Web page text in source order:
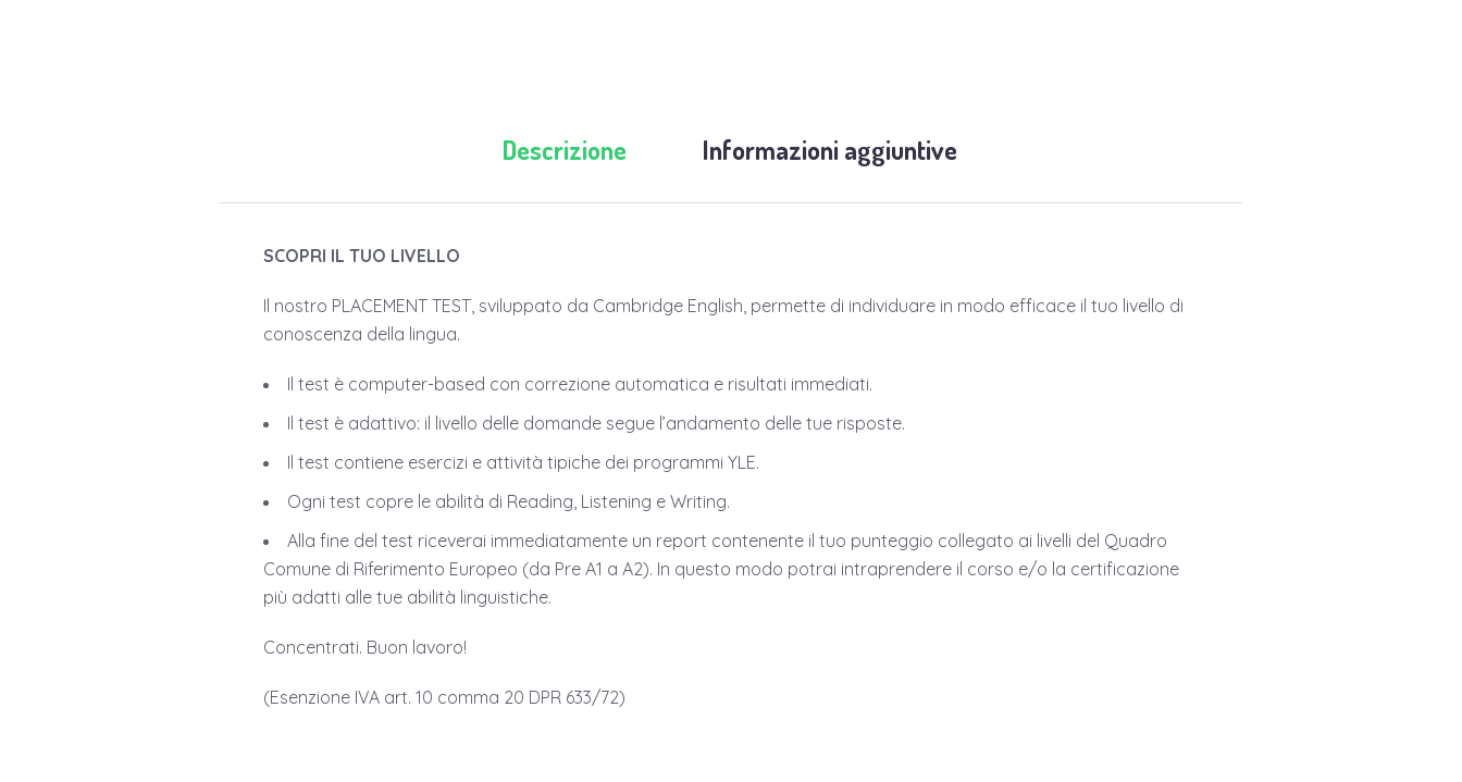
Descrizione Informazioni aggiuntive
SCOPRI IL TUO LIVELLO
Il nostro PLACEMENT TEST, sviluppato da Cambridge English, permette di individuare in modo efficace il tuo livello di
conoscenza della lingua.
Il test è computer-based con correzione automatica e risultati immediati.
Il test è adattivo: il livello delle domande segue l’andamento delle tue risposte.
Il test contiene esercizi e attività tipiche dei programmi YLE.
Ogni test copre le abilità di Reading, Listening e Writing.
Alla fine del test riceverai immediatamente un report contenente il tuo punteggio collegato ai livelli del Quadro
Comune di Riferimento Europeo (da Pre A1 a A2). In questo modo potrai intraprendere il corso e/o la certificazione
più adatti alle tue abilità linguistiche.
Concentrati. Buon lavoro!
(Esenzione IVA art. 10 comma 20 DPR 633/72)